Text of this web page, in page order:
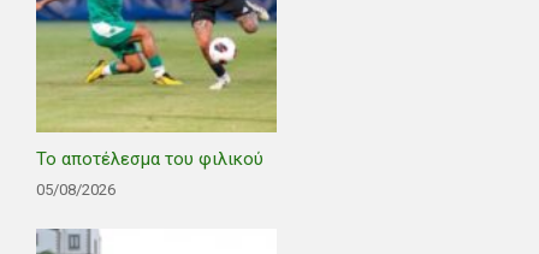
Το αποτέλεσμα του φιλικού
05/08/2026